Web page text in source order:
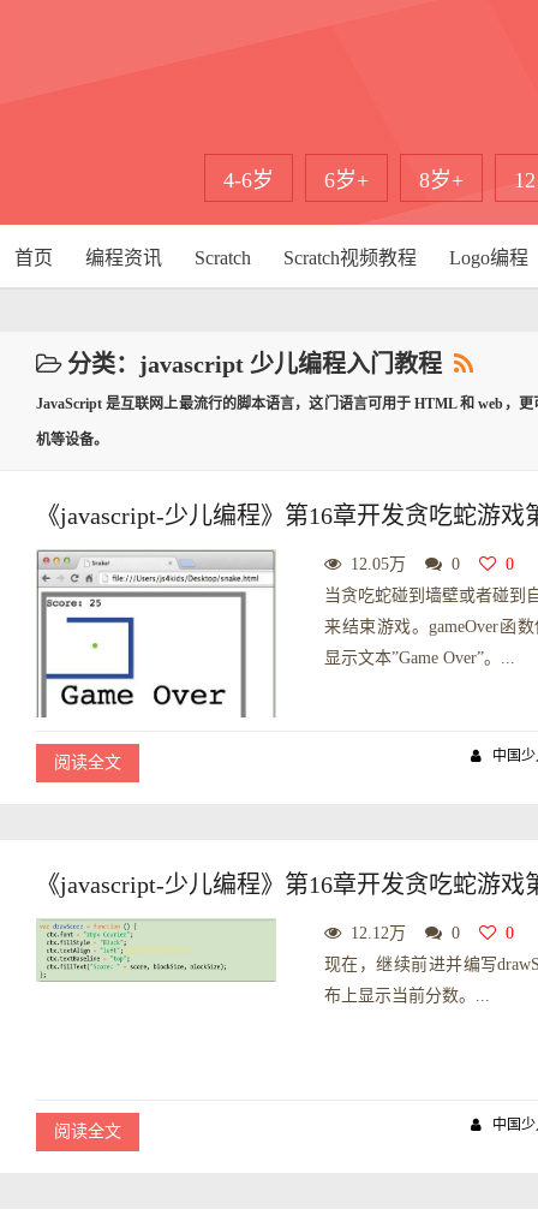
4-6岁 6岁+ 8岁+
首页 编程资讯 Scratch Scratch视频教程 Logo编程
分类：javascript 少儿编程入门教程
JavaScript 是互联网上最流行的脚本语言，这门语言可用于 HTML 和 web，
机等设备。
《javascript-少儿编程》第16章开发贪吃蛇游
12.05万 0 0
当贪吃蛇碰到墙壁或者碰到
来结束游戏。gameOver函
显示文本”Game Over”。...
阅读全文 中国
《javascript-少儿编程》第16章开发贪吃蛇游戏
12.12万 0 0
现在，继续前进并编写
布上显示当前分数。...
阅读全文 中国